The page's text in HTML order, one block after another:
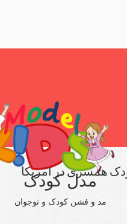
مدل کودک
و فشن کودک و نوجوان
در آمریکا